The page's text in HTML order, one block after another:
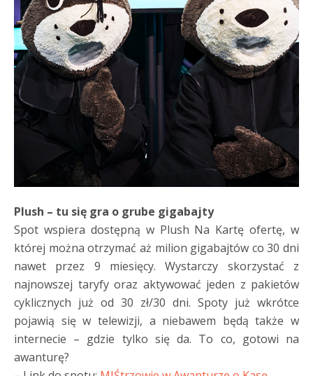
Plush – tu się gra o grube gigabajty
Spot wspiera dostępną w Plush Na Kartę ofertę, w
której można otrzymać aż milion gigabajtów co 30 dni
nawet przez 9 miesięcy. Wystarczy skorzystać z
najnowszej taryfy oraz aktywować jeden z pakietów
cyklicznych już od 30 zł/30 dni. Spoty już wkrótce
pojawią się w telewizji, a niebawem będą także w
internecie – gdzie tylko się da. To co, gotowi na
awanturę?